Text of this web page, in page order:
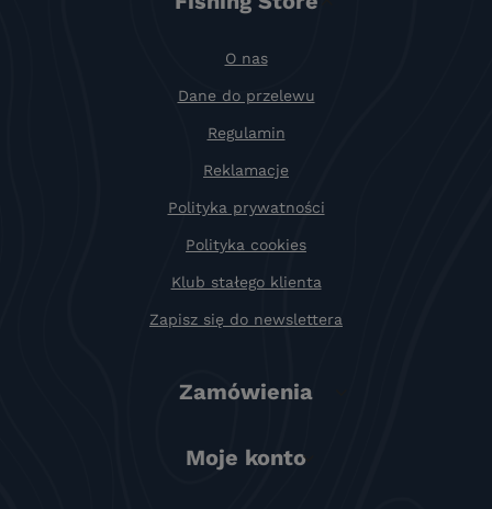
O nas
Dane do przelewu
Regulamin
Reklamacje
Polityka prywatności
Polityka cookies
Klub stałego klienta
Zapisz się do newslettera
Zamówienia
Moje konto